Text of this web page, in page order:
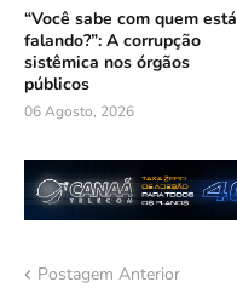
“Você sabe com quem está
falando?”: A corrupção
sistêmica nos órgãos
públicos
06 Agosto, 2026
Postagem Anterior